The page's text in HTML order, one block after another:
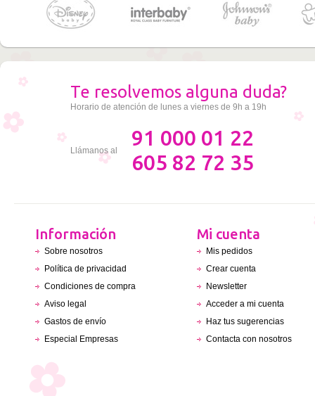
Te resolvemos alguna duda?
Horario de atención de lunes a viernes de 9h a 19h
Llámanos al
91 000 01 22
605 82 72 35
Información
Sobre nosotros
Política de privacidad
Condiciones de compra
Aviso legal
Gastos de envío
Especial Empresas
Mi cuenta
Mis pedidos
Crear cuenta
Newsletter
Acceder a mi cuenta
Haz tus sugerencias
Contacta con nosotros